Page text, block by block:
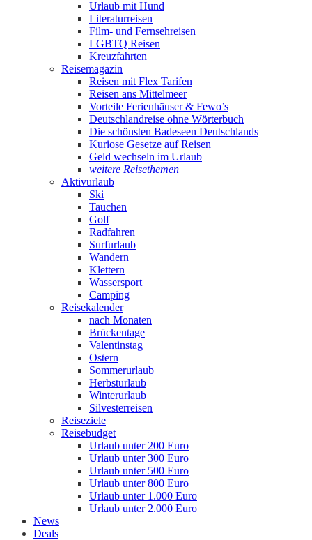
Urlaub mit Hund
Literaturreisen
Film- und Fernsehreisen
LGBTQ Reisen
Kreuzfahrten
Reisemagazin
Reisen mit Flex Tarifen
Reisen ans Mittelmeer
Vorteile Ferienhäuser & Fewo’s
Deutschlandreise ohne Wörterbuch
Die schönsten Badeseen Deutschlands
Kuriose Gesetze auf Reisen
Geld wechseln im Urlaub
weitere Reisethemen
Aktivurlaub
Ski
Tauchen
Golf
Radfahren
Surfurlaub
Wandern
Klettern
Wassersport
Camping
Reisekalender
nach Monaten
Brückentage
Valentinstag
Ostern
Sommerurlaub
Herbsturlaub
Winterurlaub
Silvesterreisen
Reiseziele
Reisebudget
Urlaub unter 200 Euro
Urlaub unter 300 Euro
Urlaub unter 500 Euro
Urlaub unter 800 Euro
Urlaub unter 1.000 Euro
Urlaub unter 2.000 Euro
News
Deals